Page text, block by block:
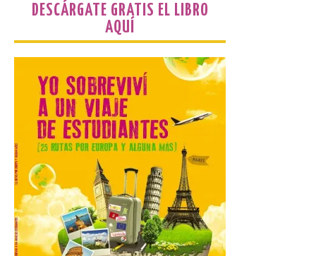
Más de 200.000 jóvenes
nacidos en 2008 ya han
solicitado el Bono Cultural
Joven 2026 en su primer
mes de vigencia
7 Ago 2026
Las personas que hayan
cumplido o cumplan 18
años en 2026 pueden
solicitar esta ayuda en la
web
https://bonoculturajoven.gob.es/ hasta el
31 de octubre. Desde este año, los 400
euros del Bono pueden utilizarse tanto
para consumir productos culturales como
[…]
DESCÁRGATE GRATIS EL LIBRO
AQUÍ